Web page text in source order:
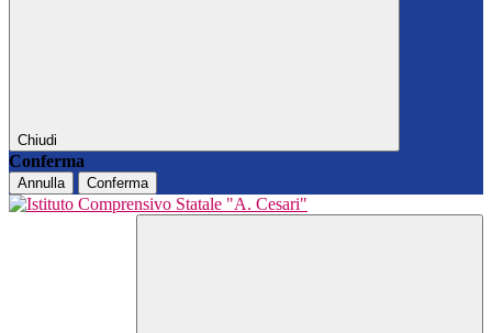
Chiudi
Conferma
Annulla Conferma